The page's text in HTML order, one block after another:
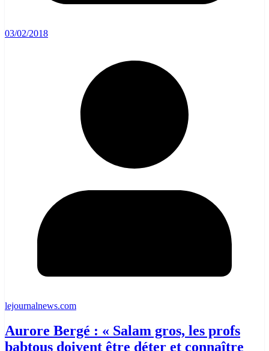
03/02/2018
lejournalnews.com
Aurore Bergé : « Salam gros, les profs
babtous doivent être déter et connaître